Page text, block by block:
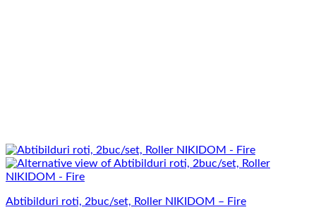
Abtibilduri roti, 2buc/set, Roller NIKIDOM – Fire